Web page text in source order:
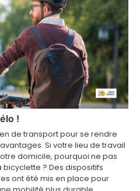
!
de transport pour se rendre
Si votre lieu de travail
domicile, pourquoi ne pas
? Des dispositifs
ont été mis en place pour